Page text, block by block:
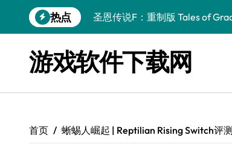
到
热点
圣恩传说F：重制版 Tales of
终焉之玛格诺利亚：雾中之花
休闲运动系列：网球 Casual
星球大战前传1：绝地力量之战
游戏软件下载网
首页 蜥蜴人崛起 | Reptilian Rising Switch评测